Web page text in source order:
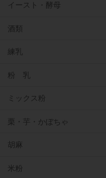
イースト・酵母
酒類
練乳
粉 乳
ミックス粉
栗・芋・かぼちゃ
胡麻
米粉